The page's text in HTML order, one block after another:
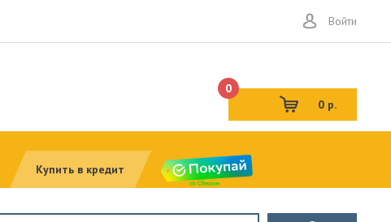
Войти
0
0 р.
Купить в кредит